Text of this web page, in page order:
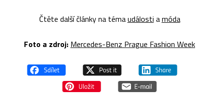
Čtěte další články na témaudálosti amóda
Foto a zdroj: Mercedes-Benz Prague Fashion Week